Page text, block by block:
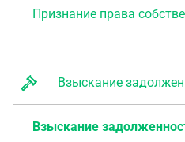
Признание права
Взыскание
Взыскание